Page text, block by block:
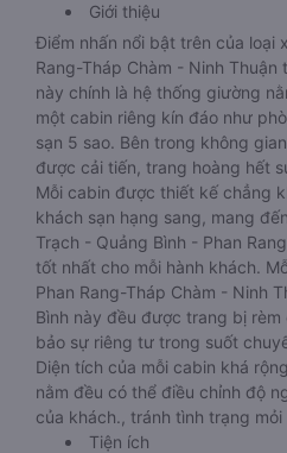
Giới thiệu
Điểm nhấn nổi bật trên của loại
Rang-Tháp Chàm - Ninh Thuận
này chính là hệ thống giường
một cabin riêng kín đáo như
sạn 5 sao. Bên trong không
được cải tiến, trang hoàng hết
Mỗi cabin được thiết kế chẳng
khách sạn hạng sang, mang
Trạch - Quảng Bình - Phan
tốt nhất cho mỗi hành khách.
Phan Rang-Tháp Chàm - Ninh
Bình này đều được trang bị
bảo sự riêng tư trong suốt
Diện tích của mỗi cabin khá
nằm đều có thể điều chỉnh độ
của khách., tránh tình trạng
Tiện ích